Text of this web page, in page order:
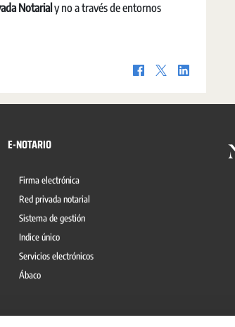
Notarial y no a través de entornos
E-NOTARIO
Firma electrónica
Red privada notarial
Sistema de gestión
Indice único
Servicios electrónicos
Ábaco